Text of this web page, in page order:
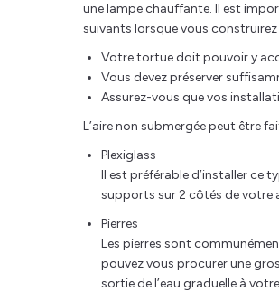
une lampe chauffante. Il est
suivants lorsque vous
Votre tortue doit pouvoir y
Vous devez préserver
Assurez-vous que vos
L’aire non submergée peut être
Plexiglass
Il est préférable d’installer ce
supports sur 2 côtés de votre
Pierres
Les pierres sont
pouvez vous procurer une
sortie de l’eau graduelle à